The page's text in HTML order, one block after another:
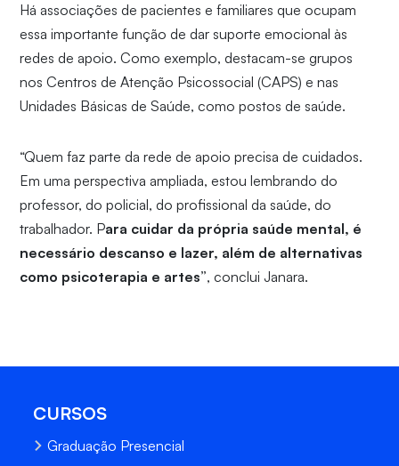
Há associações de pacientes e familiares que ocupam
essa importante função de dar suporte emocional às
redes de apoio. Como exemplo, destacam-se grupos
nos Centros de Atenção Psicossocial (CAPS) e nas
Unidades Básicas de Saúde, como postos de saúde.
“Quem faz parte da rede de apoio precisa de cuidados.
Em uma perspectiva ampliada, estou lembrando do
professor, do policial, do profissional da saúde, do
trabalhador. Para cuidar da própria saúde mental, é
necessário descanso e lazer, além de alternativas
como psicoterapia e artes”, conclui Janara.
CURSOS
Graduação Presencial